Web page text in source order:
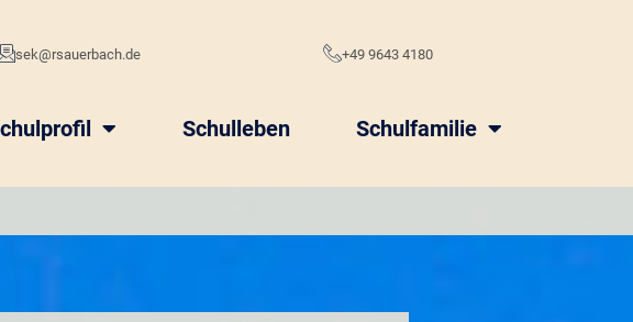
sek@rsauerbach.de +49 9643 4180
Schulleben Schulfamilie